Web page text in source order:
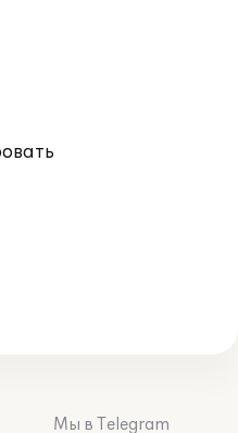
Мы в Telegram